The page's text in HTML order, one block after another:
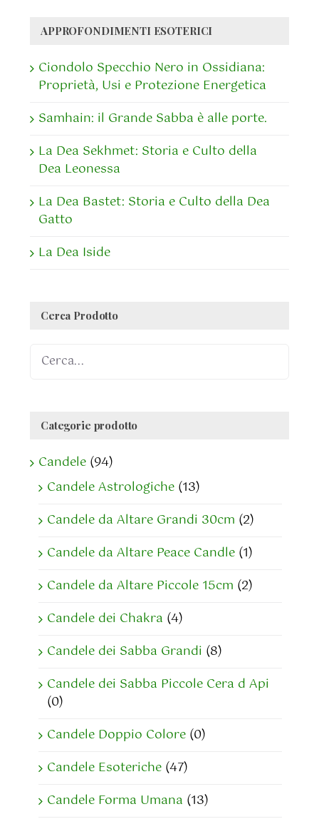
APPROFONDIMENTI ESOTERICI
Ciondolo Specchio Nero in Ossidiana:
Proprietà, Usi e Protezione Energetica
Samhain: il Grande Sabba è alle porte.
La Dea Sekhmet: Storia e Culto della
Dea Leonessa
La Dea Bastet: Storia e Culto della Dea
Gatto
La Dea Iside
Cerca Prodotto
Categorie prodotto
Candele (94)
Candele Astrologiche (13)
Candele da Altare Grandi 30cm (2)
Candele da Altare Peace Candle (1)
Candele da Altare Piccole 15cm (2)
Candele dei Chakra (4)
Candele dei Sabba Grandi (8)
Candele dei Sabba Piccole Cera d Api
(0)
Candele Doppio Colore (0)
Candele Esoteriche (47)
Candele Forma Umana (13)